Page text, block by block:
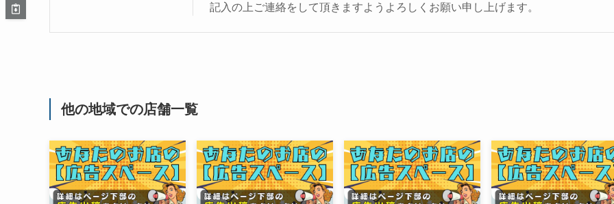
記入の上ご連絡をして頂きますようよろしくお願い申し上げます。
他の地域での店舗一覧